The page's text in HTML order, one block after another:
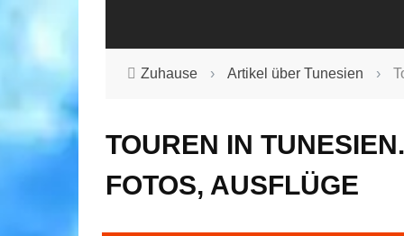
Zuhause › Artikel über Tunesien ›
TOUREN IN
FOTOS, AUSFLÜGE